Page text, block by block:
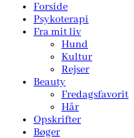
Forside
Psykoterapi
Fra mit liv
Hund
Kultur
Rejser
Beauty
Fredagsfavorit
Hår
Opskrifter
Bøger